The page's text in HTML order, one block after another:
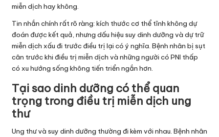
miễn dịch hay không.
Tin nhắn chính rất rõ ràng: kích thước cơ thể tĩnh không dự
đoán được kết quả, nhưng dấu hiệu suy dinh dưỡng và dự trữ
miễn dịch xấu đi trước điều trị lại có ý nghĩa. Bệnh nhân bị sụt
cân trước khi điều trị miễn dịch và những người có PNI thấp
có xu hướng sống không tiến triển ngắn hơn.
Tại sao dinh dưỡng có thể quan
trọng trong điều trị miễn dịch ung
thư
Ung thư và suy dinh dưỡng thường đi kèm với nhau. Bệnh nhân